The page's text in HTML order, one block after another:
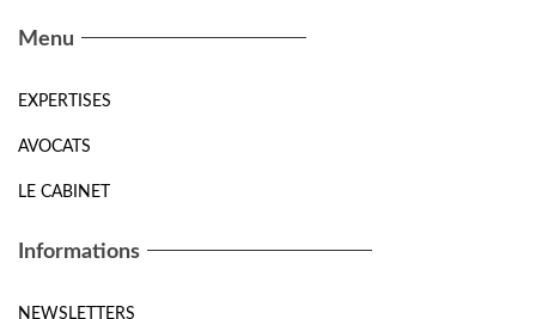
Menu
EXPERTISES
AVOCATS
LE CABINET
Informations
NEWSLETTERS